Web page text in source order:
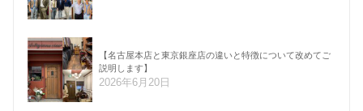
【名古屋本店と東京銀座店の違いと特徴について改めてご
説明します】
2026年6月20日